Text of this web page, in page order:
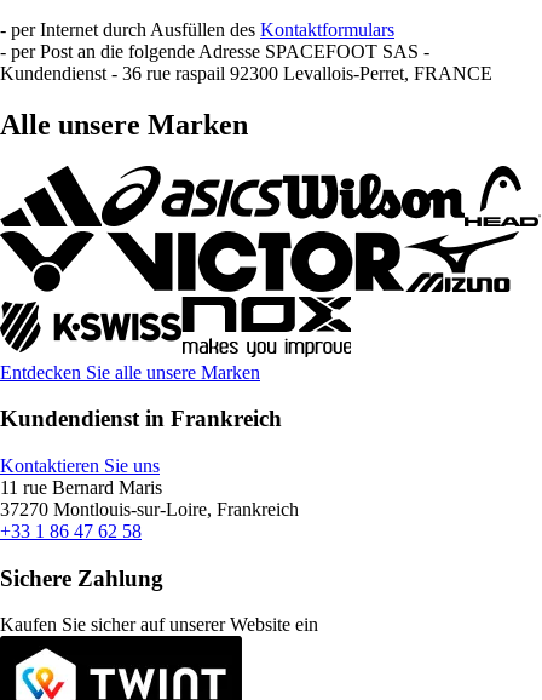
- per Internet durch Ausfüllen des Kontaktformulars
- per Post an die folgende Adresse SPACEFOOT SAS -
Kundendienst - 36 rue raspail 92300 Levallois-Perret, FRANCE
Alle unsere Marken
Entdecken Sie alle unsere Marken
Kundendienst in Frankreich
Kontaktieren Sie uns
11 rue Bernard Maris
37270 Montlouis-sur-Loire, Frankreich
+33 1 86 47 62 58
Sichere Zahlung
Kaufen Sie sicher auf unserer Website ein